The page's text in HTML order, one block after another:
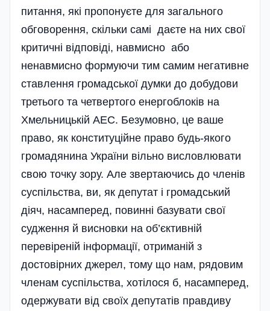
питання, які пропонуєте для загального
обговорення, скільки самі даєте на них свої
критичні відповіді, навмисно або
ненавмисно формуючи тим самим негативне
ставлення громадської думки до добудови
третього та четвертого енерго­блоків на
Хмельницькій АЕС. Без­умовно, це ваше
право, як консти­туційне право будь-якого
громадянина України вільно висловлювати
свою точку зору. Але звертаючись до членів
суспільства, ви, як депутат і громадський
діяч, насамперед, повинні базувати свої
судження й висновки на об’єктивній
перевіреній інформації, отриманій з
достовірних джерел, тому що нам, рядовим
членам суспільства, хотілося б, насамперед,
одержувати від своїх депутатів правдиву